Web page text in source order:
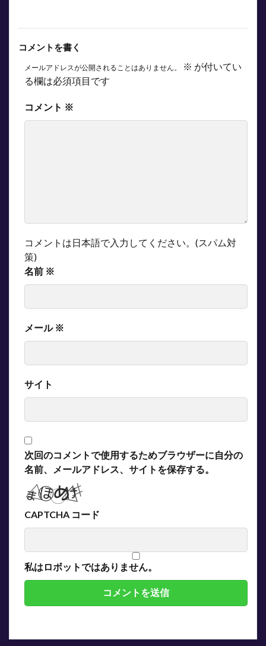
コメントを書く
メールアドレスが公開されることはありません。 ※ が付いてい
る欄は必須項目です
コメント ※
コメントは日本語で入力してください。(スパム対
策)
名前 ※
メール ※
サイト
次回のコメントで使用するためブラウザーに自分の
名前、メールアドレス、サイトを保存する。
CAPTCHA コード
私はロボットではありません。